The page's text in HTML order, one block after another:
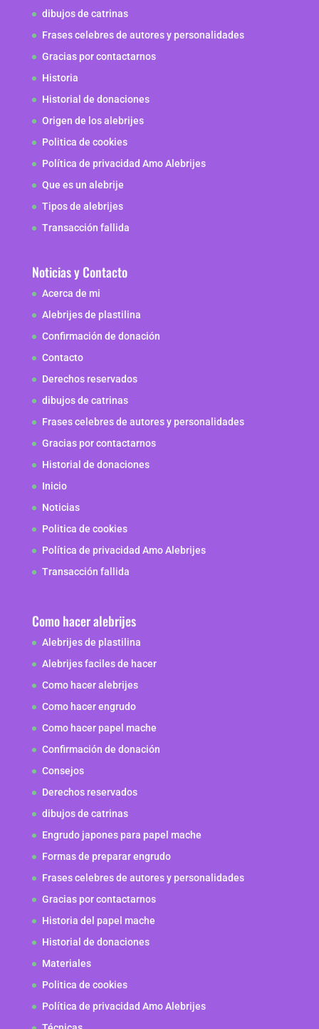
dibujos de catrinas
Frases celebres de autores y personalidades
Gracias por contactarnos
Historia
Historial de donaciones
Origen de los alebrijes
Politica de cookies
Política de privacidad Amo Alebrijes
Que es un alebrije
Tipos de alebrijes
Transacción fallida
Noticias y Contacto
Acerca de mi
Alebrijes de plastilina
Confirmación de donación
Contacto
Derechos reservados
dibujos de catrinas
Frases celebres de autores y personalidades
Gracias por contactarnos
Historial de donaciones
Inicio
Noticias
Politica de cookies
Política de privacidad Amo Alebrijes
Transacción fallida
Como hacer alebrijes
Alebrijes de plastilina
Alebrijes faciles de hacer
Como hacer alebrijes
Como hacer engrudo
Como hacer papel mache
Confirmación de donación
Consejos
Derechos reservados
dibujos de catrinas
Engrudo japones para papel mache
Formas de preparar engrudo
Frases celebres de autores y personalidades
Gracias por contactarnos
Historia del papel mache
Historial de donaciones
Materiales
Politica de cookies
Política de privacidad Amo Alebrijes